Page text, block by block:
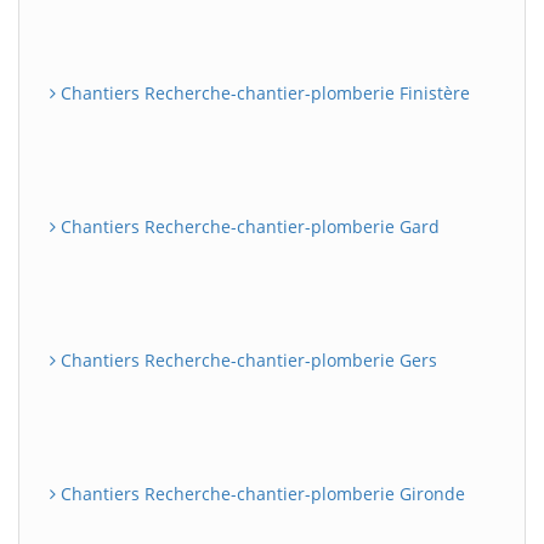
Chantiers Recherche-chantier-plomberie Finistère
Chantiers Recherche-chantier-plomberie Gard
Chantiers Recherche-chantier-plomberie Gers
Chantiers Recherche-chantier-plomberie Gironde